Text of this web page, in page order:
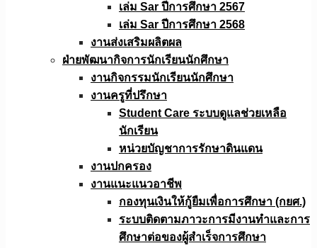
เล่ม Sar ปีการศึกษา 2567
เล่ม Sar ปีการศึกษา 2568
งานส่งเสริมผลิตผล
ฝ่ายพัฒนากิจการนักเรียนนักศึกษา
งานกิจกรรมนักเรียนนักศึกษา
งานครูที่ปรึกษา
Student Care ระบบดูแลช่วยเหลือ
นักเรียน
หน่วยบัญชาการรักษาดินแดน
งานปกครอง
งานแนะแนวอาชีพ
กองทุนเงินให้กู้ยืมเพื่อการศึกษา (กยศ.)
ระบบติดตามภาวะการมีงานทำและการ
ศึกษาต่อของผู้สำเร็จการศึกษา